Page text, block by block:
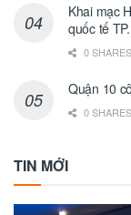
Khai mạc
quốc tế
0 SHARES
Quận 10
0 SHARES
TIN MỚI